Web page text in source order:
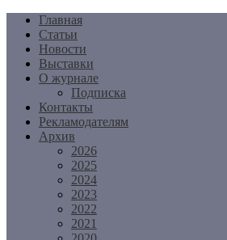
Перейти
содержимому
Главная
Статьи
Новости
Выставки
О журнале
Подписка
Контакты
Рекламодателям
Архив
2026
2025
2024
2023
2022
2021